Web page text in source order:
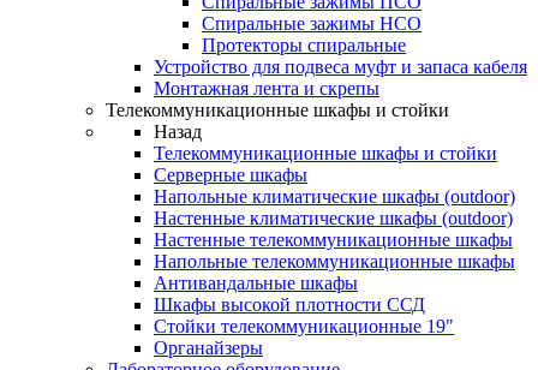
Спиральные зажимы НСО
Протекторы спиральные
Устройство для подвеса муфт и запаса кабеля
Монтажная лента и скрепы
Телекоммуникационные шкафы и стойки
Назад
Телекоммуникационные шкафы и стойки
Серверные шкафы
Напольные климатические шкафы (outdoor)
Настенные климатические шкафы (outdoor)
Настенные телекоммуникационные шкафы
Напольные телекоммуникационные шкафы
Антивандальные шкафы
Шкафы высокой плотности ССД
Стойки телекоммуникационные 19"
Органайзеры